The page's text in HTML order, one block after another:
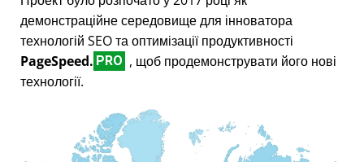
демонстраційне середовище для інноватора
технологій SEO та оптимізації продуктивності
PageSpeed. PRO , щоб продемонструвати його нові
технології.